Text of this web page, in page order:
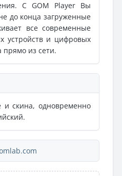
С GOM Player Вы
до конца загруженные
все современные
устройств и цифровых
прямо из сети.
скина, одновременно